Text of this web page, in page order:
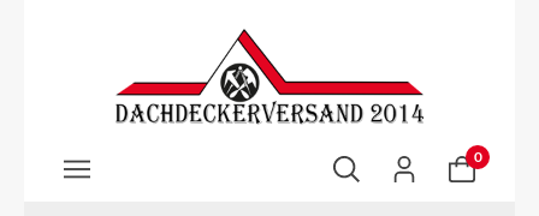
Zum Hauptinhalt springen
0